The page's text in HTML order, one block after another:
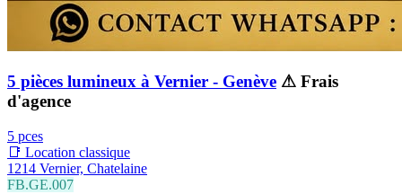
5 pièces lumineux à Vernier - Genève ⚠ Frais
d'agence
5 pces
📑 Location classique
1214 Vernier, Chatelaine
FB.GE.007